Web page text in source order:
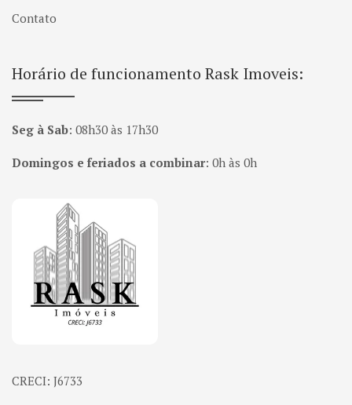
Contato
Horário de funcionamento Rask Imoveis:
Seg à Sab: 08h30 às 17h30
Domingos e feriados a combinar: 0h às 0h
Página inicial
CRECI: J6733